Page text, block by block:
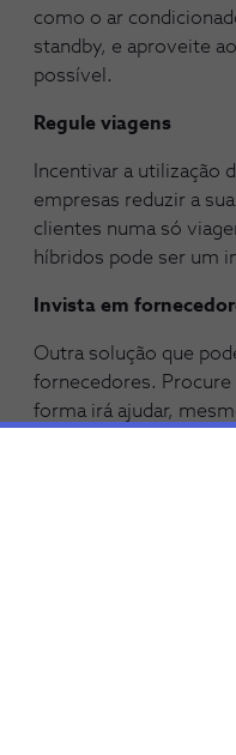
como o ar
standby, e aproveite
possível.
Regule viagens
Incentivar a utilização
empresas reduzir a
clientes numa só
híbridos pode ser um
Invista em
Outra solução que
fornecedores.
forma irá ajudar,